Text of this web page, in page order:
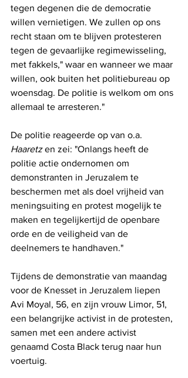
tegen degenen die de democratie
willen vernietigen. We zullen op ons
recht staan ​​om te blijven protesteren
tegen de gevaarlijke regimewisseling,
met fakkels," waar en wanneer we maar
willen, ook buiten het politiebureau op
woensdag. De politie is welkom om ons
allemaal te arresteren."
De politie reageerde op van o.a.
Haaretz en zei: "Onlangs heeft de
politie actie ondernomen om
demonstranten in Jeruzalem te
beschermen met als doel vrijheid van
meningsuiting en protest mogelijk te
maken en tegelijkertijd de openbare
orde en de veiligheid van de
deelnemers te handhaven."
Tijdens de demonstratie van maandag
voor de Knesset in Jeruzalem liepen
Avi Moyal, 56, en zijn vrouw Limor, 51,
een belangrijke activist in de protesten,
samen met een andere activist
genaamd Costa Black terug naar hun
voertuig.